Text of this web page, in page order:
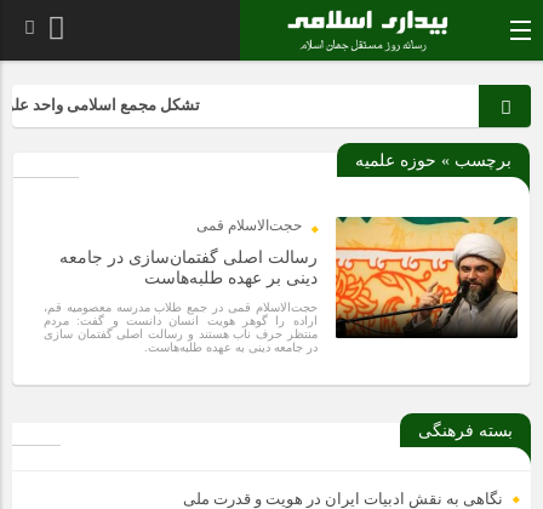
تشکل مجمع اسلامی واحد علوم و
برچسب » حوزه علمیه
حجت‌الاسلام قمی
رسالت اصلی گفتمان‌سازی در جامعه
دینی بر عهده طلبه‌هاست
حجت‌الاسلام قمی در جمع طلاب مدرسه معصومیه قم،
اراده را گوهر هویت انسان دانست و گفت: مردم
منتظر حرف ناب هستند و رسالت اصلی گفتمان سازی
در جامعه دینی به عهده طلبه‌هاست.
بسته فرهنگی
نگاهی به نقش ادبیات ایران در هویت و قدرت ملی